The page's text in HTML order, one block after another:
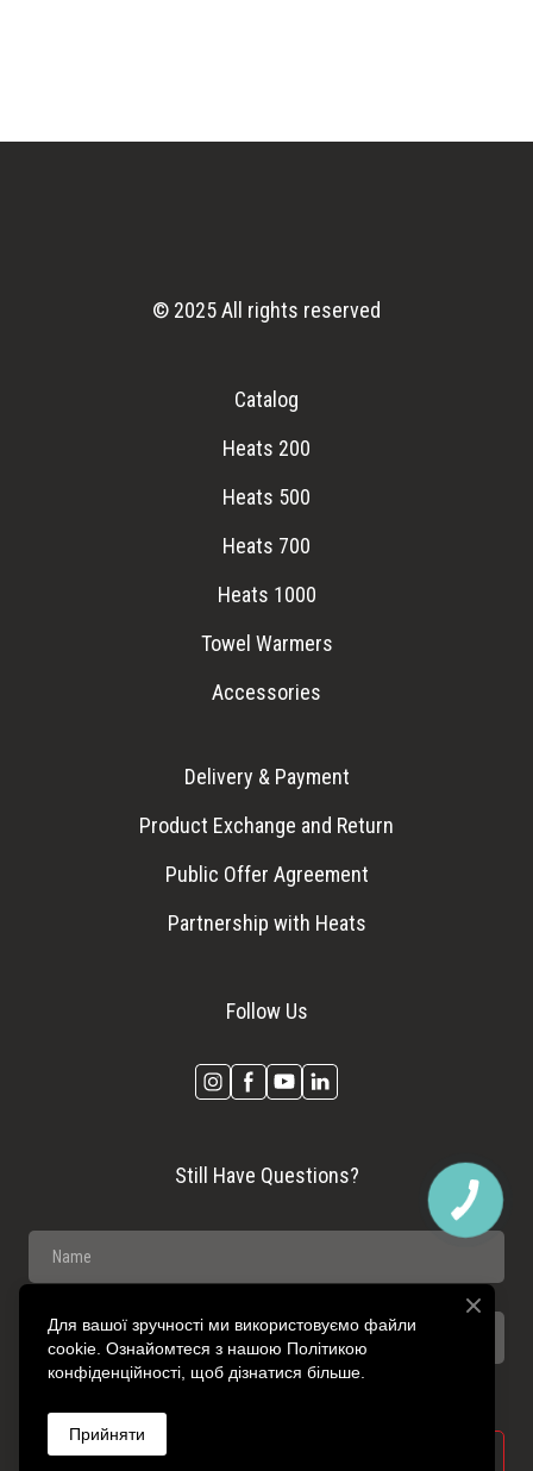
© 2025 All rights reserved
Catalog
Heats 200
Heats 500
Heats 700
Heats 1000
Towel Warmers
Accessories
Delivery & Payment
Product Exchange and Return
Public Offer Agreement
Partnership with Heats
Follow Us
Still Have Questions?
Для вашої зручності ми використовуємо файли
cookie. Ознайомтеся з нашою Політикою
конфіденційності, щоб дізнатися більше.
Прийняти